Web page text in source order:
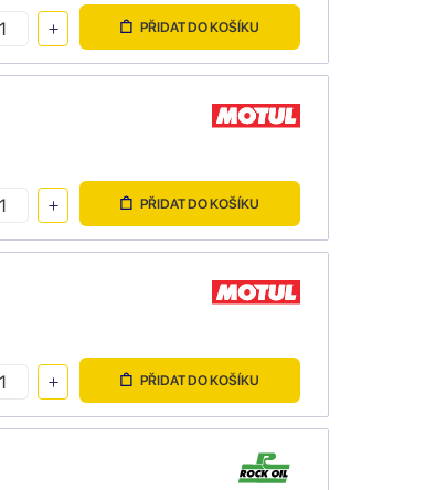
PŘIDAT DO KOŠÍKU
PŘIDAT DO KOŠÍKU
PŘIDAT DO KOŠÍKU